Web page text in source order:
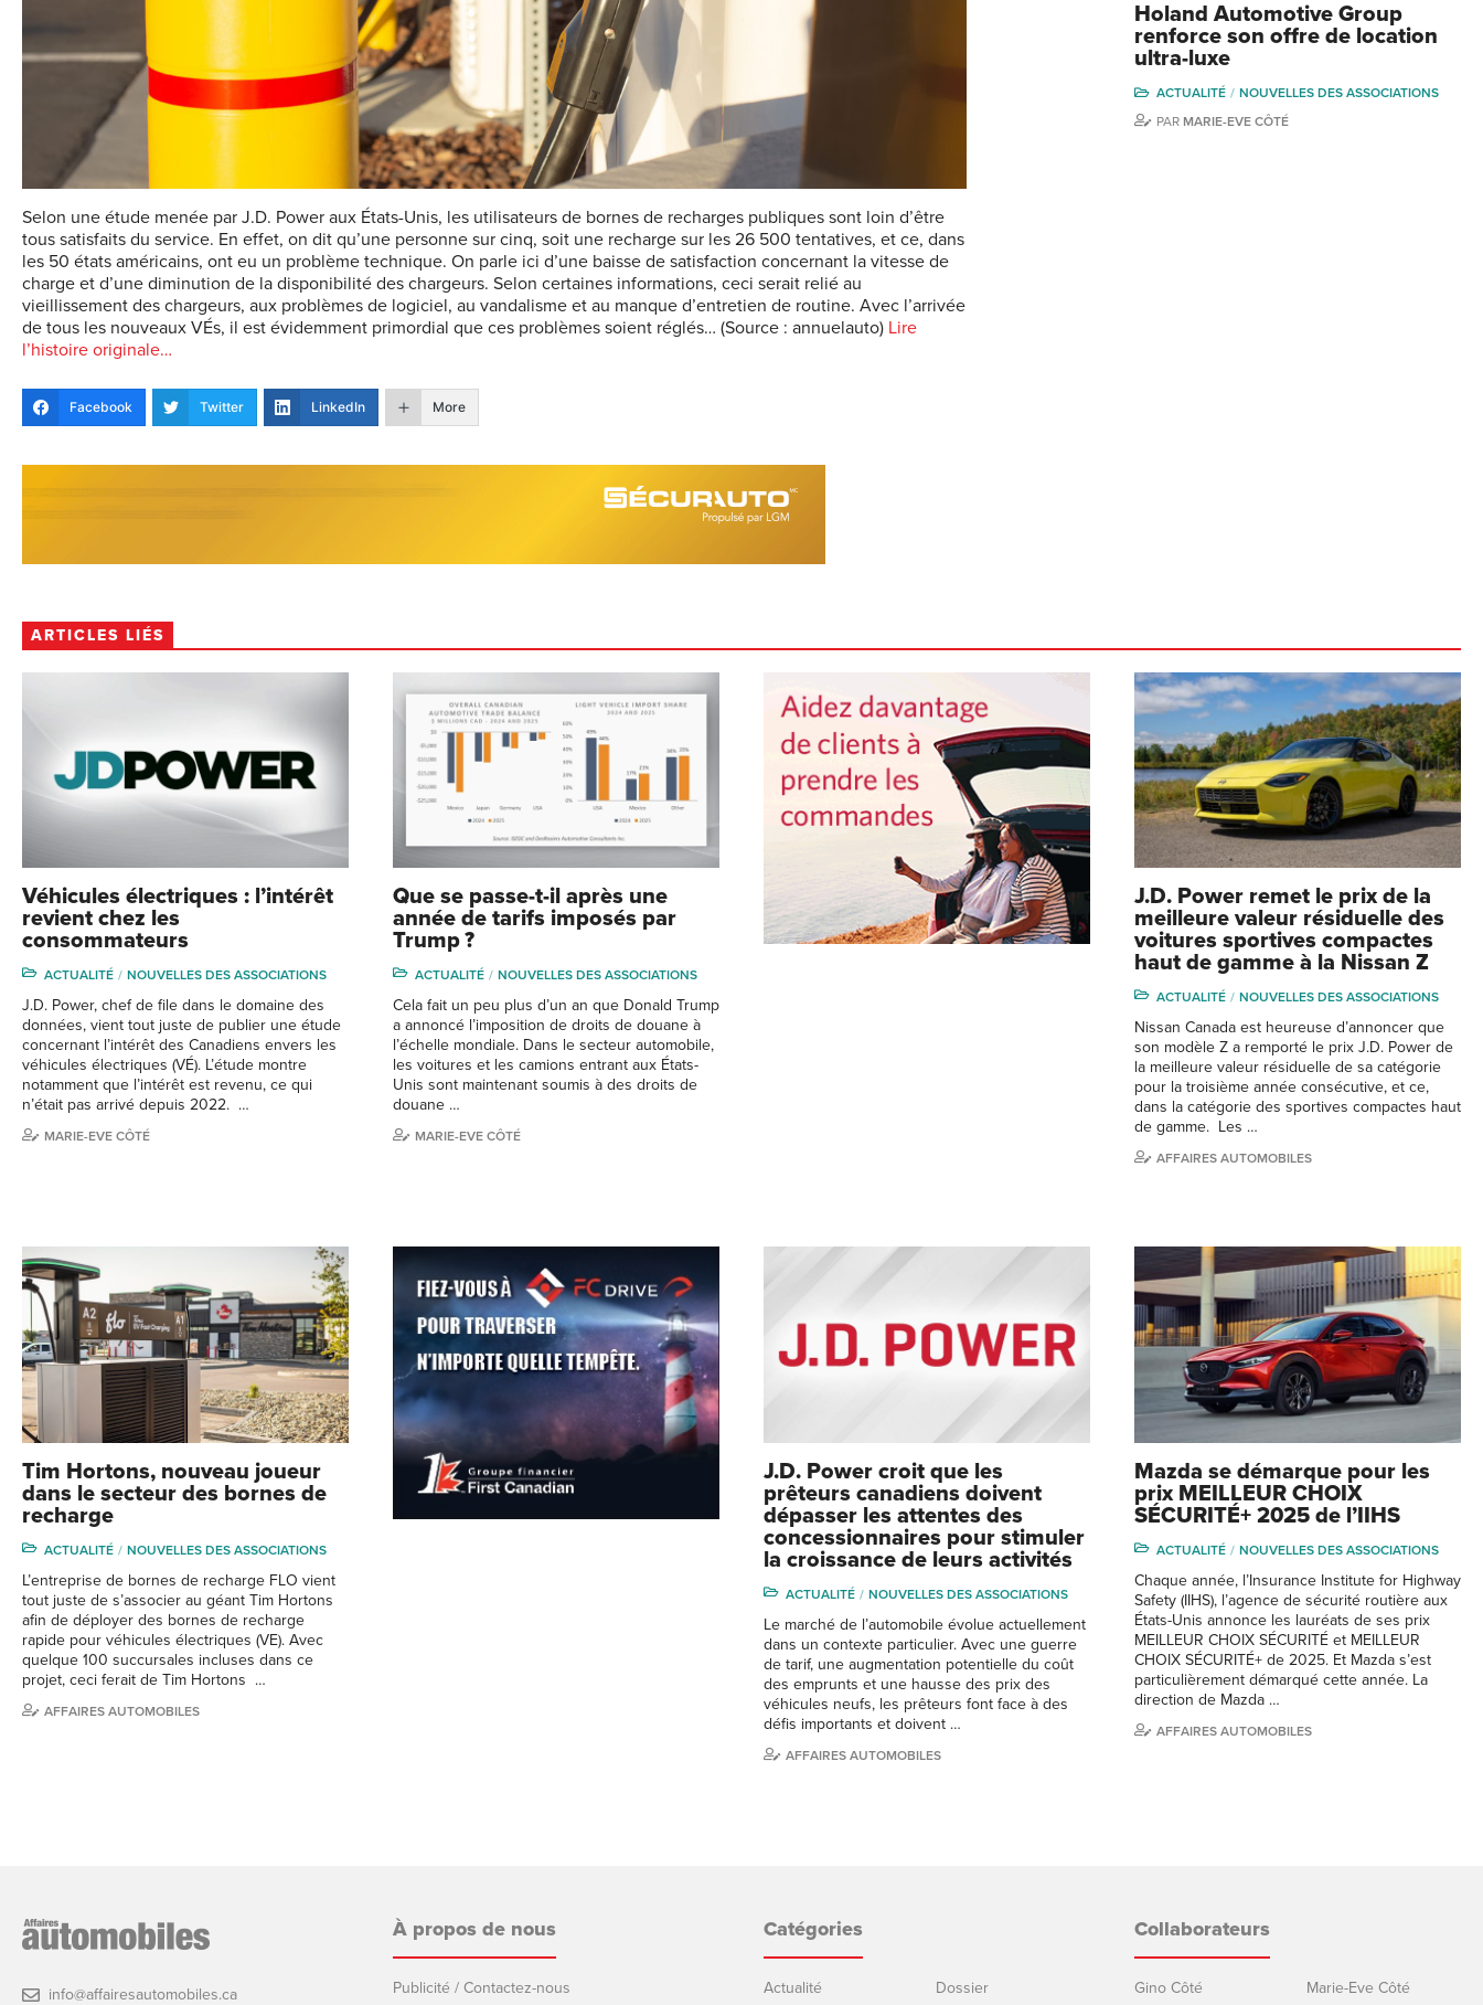
Selon une étude menée par J.D. Power aux États-Unis, les utilisateurs de bornes de recharges publiques sont loin d’être
tous satisfaits du service. En effet, on dit qu’une personne sur cinq, soit une recharge sur les 26 500 tentatives, et ce, dans
les 50 états américains, ont eu un problème technique. On parle ici d’une baisse de satisfaction concernant la vitesse de
charge et d’une diminution de la disponibilité des chargeurs. Selon certaines informations, ceci serait relié au
vieillissement des chargeurs, aux problèmes de logiciel, au vandalisme et au manque d’entretien de routine. Avec l’arrivée
de tous les nouveaux VÉs, il est évidemment primordial que ces problèmes soient réglés… (Source : annuelauto) Lire
l’histoire originale…
Facebook Twitter LinkedIn More
Holand Automotive Group
renforce son offre de location
ultra-luxe
ACTUALITÉ
NOUVELLES DES ASSOCIATIONS
PAR MARIE-EVE CÔTÉ
ARTICLES LIÉS
Véhicules électriques : l’intérêt
revient chez les
consommateurs
ACTUALITÉ NOUVELLES DES ASSOCIATIONS
J.D. Power, chef de file dans le domaine des
données, vient tout juste de publier une étude
concernant l’intérêt des Canadiens envers les
véhicules électriques (VÉ). L’étude montre
notamment que l’intérêt est revenu, ce qui
n’était pas arrivé depuis 2022. …
MARIE-EVE CÔTÉ
Que se passe-t-il après une
année de tarifs imposés par
Trump ?
ACTUALITÉ NOUVELLES DES ASSOCIATIONS
Cela fait un peu plus d’un an que Donald Trump
a annoncé l’imposition de droits de douane à
l’échelle mondiale. Dans le secteur automobile,
les voitures et les camions entrant aux États-
Unis sont maintenant soumis à des droits de
douane …
MARIE-EVE CÔTÉ
J.D. Power remet le prix de la
meilleure valeur résiduelle des
voitures sportives compactes
haut de gamme à la Nissan Z
ACTUALITÉ NOUVELLES DES ASSOCIATIONS
Nissan Canada est heureuse d’annoncer que
son modèle Z a remporté le prix J.D. Power de
la meilleure valeur résiduelle de sa catégorie
pour la troisième année consécutive, et ce,
dans la catégorie des sportives compactes haut
de gamme. Les …
AFFAIRES AUTOMOBILES
Tim Hortons, nouveau joueur
dans le secteur des bornes de
recharge
ACTUALITÉ NOUVELLES DES ASSOCIATIONS
L’entreprise de bornes de recharge FLO vient
tout juste de s’associer au géant Tim Hortons
afin de déployer des bornes de recharge
rapide pour véhicules électriques (VE). Avec
quelque 100 succursales incluses dans ce
projet, ceci ferait de Tim Hortons …
AFFAIRES AUTOMOBILES
J.D. Power croit que les
prêteurs canadiens doivent
dépasser les attentes des
concessionnaires pour stimuler
la croissance de leurs activités
ACTUALITÉ NOUVELLES DES ASSOCIATIONS
Le marché de l’automobile évolue actuellement
dans un contexte particulier. Avec une guerre
de tarif, une augmentation potentielle du coût
des emprunts et une hausse des prix des
véhicules neufs, les prêteurs font face à des
défis importants et doivent …
AFFAIRES AUTOMOBILES
Mazda se démarque pour les
prix MEILLEUR CHOIX
SÉCURITÉ+ 2025 de l’IIHS
ACTUALITÉ NOUVELLES DES ASSOCIATIONS
Chaque année, l’Insurance Institute for Highway
Safety (IIHS), l’agence de sécurité routière aux
États-Unis annonce les lauréats de ses prix
MEILLEUR CHOIX SÉCURITÉ et MEILLEUR
CHOIX SÉCURITÉ+ de 2025. Et Mazda s’est
particulièrement démarqué cette année. La
direction de Mazda …
AFFAIRES AUTOMOBILES
info@affairesautomobiles.ca
À propos de nous
Publicité / Contactez-nous
Catégories
Actualité Dossier
Collaborateurs
Gino Côté Marie-Eve Côté